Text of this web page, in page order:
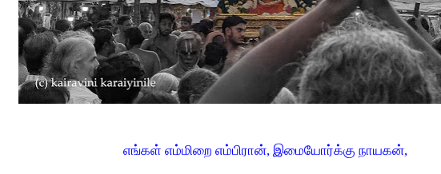
எங்கள் எம்மிறை எம்பிரான், இமையோர்க்கு நாயகன்,